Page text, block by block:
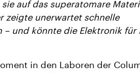
auf das superatomare
zeigte unerwartet schnelle
– und könnte die Elektronik für
in den Laboren der